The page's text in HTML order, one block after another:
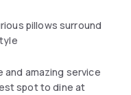
hot tub, and a well-
Free Wi-Fi is available
pillows surround
and amazing service
spot to dine at